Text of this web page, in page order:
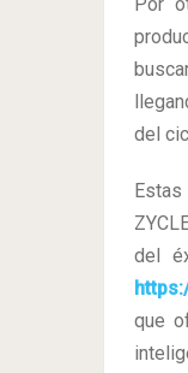
del
del
que